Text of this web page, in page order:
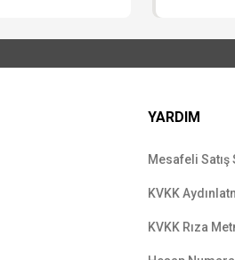
YARDIM
Mesafeli
KVKK
KVKK Rıza